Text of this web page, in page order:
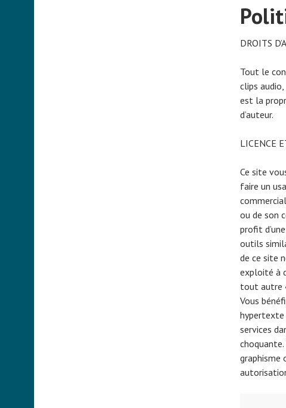
DROITS
Tout le
clips
est la
d’auteur.
LICENCE
Ce site
faire un
ou de son
profit
outils
de ce site
exploité à
tout autre
Vous
hypertexte
services
graphisme